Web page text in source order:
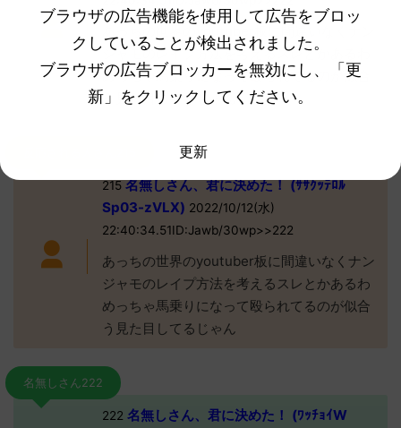
あっちの世界のyoutuber板に間違いなくナン
ジャモのレイプ方法を考えるスレとかあるわ
めっちゃ馬乗りになって殴られてるのが似合
う見た目してるじゃん
215名無しさん、君に決めた！ (ｻｻｸｯﾃﾛﾙ
Sp03-zVLX) 2022/10/12(水)
22:40:34.51ID:Jawb/30wp>>222
あっちの世界のyoutuber板に間違いなくナン
ジャモのレイプ方法を考えるスレとかあるわ
めっちゃ馬乗りになって殴られてるのが似合
う見た目してるじゃん
名無しさん222
222 名無しさん、君に決めた！ (ﾜｯﾁｮｲW
ブラウザの広告機能を使用して広告をブロッ
クしていることが検出されました。
ブラウザの広告ブロッカーを無効にし、「更
新」をクリックしてください。
更新